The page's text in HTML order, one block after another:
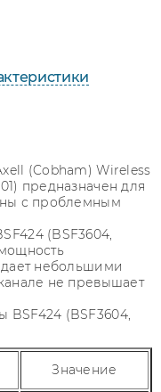
(Cobham) Wireless
предназначен для
с проблемным
(BSF3604,
небольшими
не превышает
BSF424 (BSF3604,
Значение